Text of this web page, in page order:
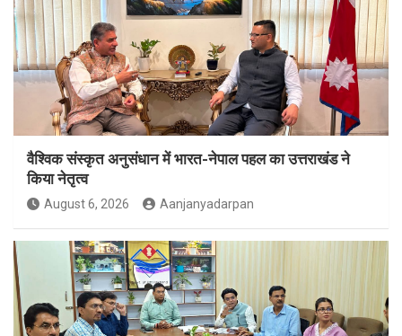
वैश्विक संस्कृत अनुसंधान में भारत-नेपाल पहल का उत्तराखंड ने
किया नेतृत्व
August 6, 2026 Aanjanyadarpan